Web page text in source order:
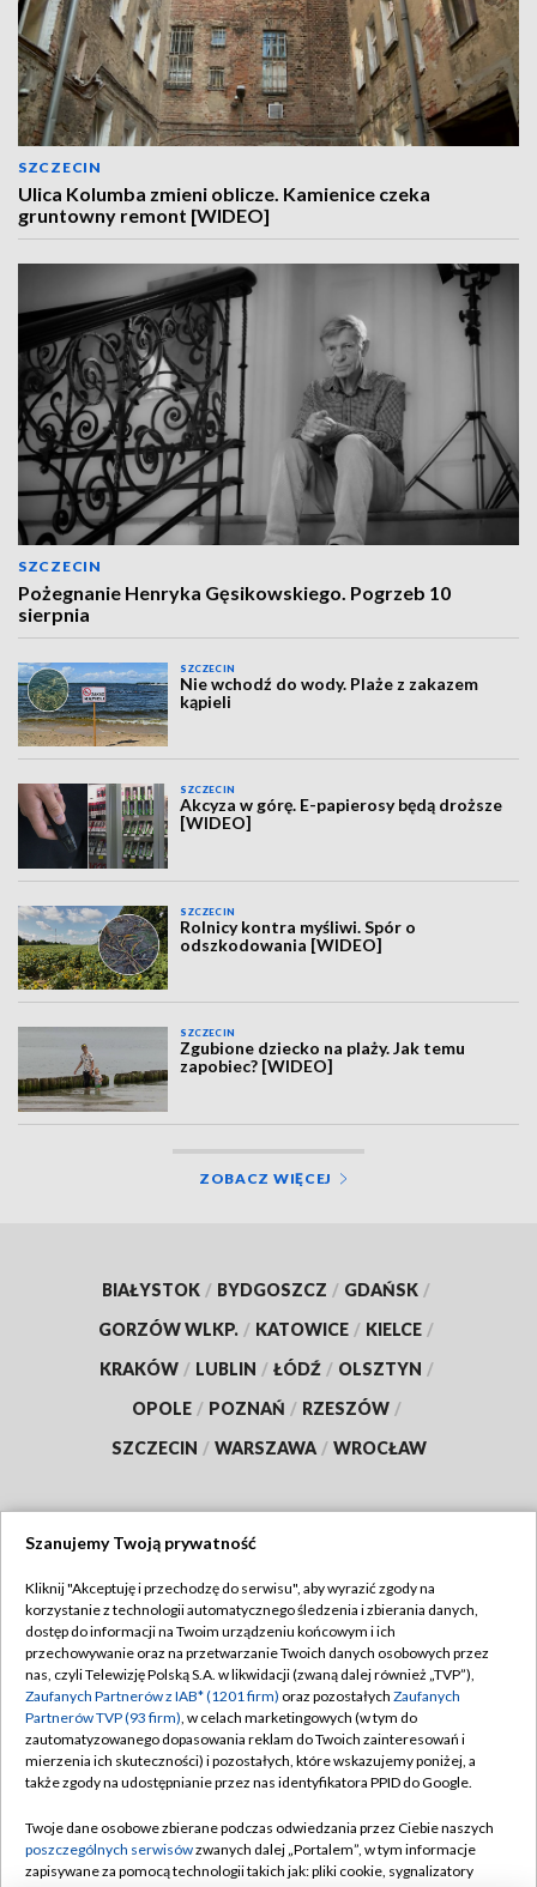
SZCZECIN
Ulica Kolumba zmieni oblicze. Kamienice czeka
gruntowny remont [WIDEO]
SZCZECIN
Pożegnanie Henryka Gęsikowskiego. Pogrzeb 10
sierpnia
SZCZECIN
Nie wchodź do wody. Plaże z zakazem
kąpieli
SZCZECIN
Akcyza w górę. E-papierosy będą droższe
[WIDEO]
SZCZECIN
Rolnicy kontra myśliwi. Spór o
odszkodowania [WIDEO]
SZCZECIN
Zgubione dziecko na plaży. Jak temu
zapobiec? [WIDEO]
ZOBACZ WIĘCEJ
BIAŁYSTOK / BYDGOSZCZ / GDAŃSK /
GORZÓW WLKP. / KATOWICE / KIELCE /
KRAKÓW / LUBLIN / ŁÓDŹ / OLSZTYN /
OPOLE / POZNAŃ / RZESZÓW /
SZCZECIN / WARSZAWA / WROCŁAW
TVP
Abonament TVP
Emisja w TVP
Centrum informacji TVP
Naziemna Telewizja Cyfrowa
Rada Programowa
Regulamin TVP
Polityka prywatności
Moje zgody
Pomoc
Kontakt
Szanujemy Twoją prywatność
Kliknij "Akceptuję i przechodzę do serwisu", aby wyrazić zgody na
korzystanie z technologii automatycznego śledzenia i zbierania danych,
dostęp do informacji na Twoim urządzeniu końcowym i ich
przechowywanie oraz na przetwarzanie Twoich danych osobowych przez
nas, czyli Telewizję Polską S.A. w likwidacji (zwaną dalej również „TVP”),
Zaufanych Partnerów z IAB* (1201 firm) oraz pozostałych Zaufanych
Partnerów TVP (93 firm), w celach marketingowych (w tym do
zautomatyzowanego dopasowania reklam do Twoich zainteresowań i
mierzenia ich skuteczności) i pozostałych, które wskazujemy poniżej, a
także zgody na udostępnianie przez nas identyfikatora PPID do Google.
Twoje dane osobowe zbierane podczas odwiedzania przez Ciebie naszych
poszczególnych serwisówzwanych dalej „Portalem”, w tym informacje
zapisywane za pomocą technologii takich jak: pliki cookie, sygnalizatory